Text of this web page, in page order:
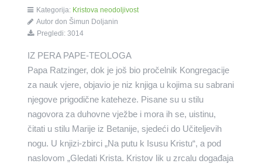
Kategorija: Kristova neodoljivost
Autor don Šimun Doljanin
Pregledi: 3014
IZ PERA PAPE-TEOLOGA
Papa Ratzinger, dok je još bio pročelnik Kongregacije
za nauk vjere, objavio je niz knjiga u kojima su sabrani
njegove prigodične kateheze. Pisane su u stilu
nagovora za duhovne vježbe i mora ih se, uistinu,
čitati u stilu Marije iz Betanije, sjedeći do Učiteljevih
nogu. U knjizi-zbirci „Na putu k Isusu Kristu“, a pod
naslovom „Gledati Krista. Kristov lik u zrcalu događaja